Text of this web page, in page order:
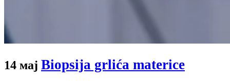
14 мај Biopsija grlića materice